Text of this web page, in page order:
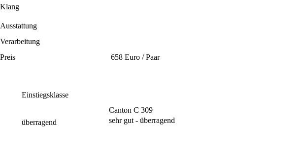
Klang
Ausstattung
Verarbeitung
Preis
658 Euro / Paar
Einstiegsklasse
Canton C 309
sehr gut - überragend
überragend